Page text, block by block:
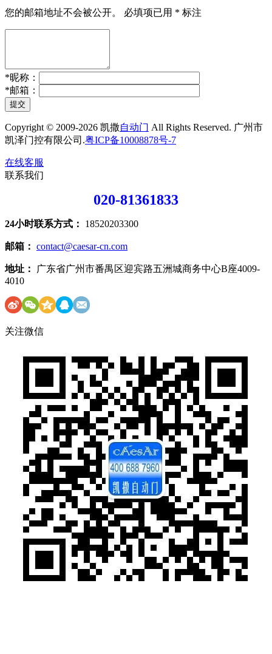
您的邮箱地址不会被公开。 必填项已用 * 标注
*昵称：
*邮箱：
提交
Copyright © 2009-2026 凯撒自动门 All Rights Reserved. 广州市
凯泽门控有限公司.粤ICP备10008878号-7
在线客服
联系我们
020-81361833
24小时联系方式： 18520203300
邮箱： contact@caesar-cn.com
地址：
广东省广州市番禺区迎宾路五洲城商务中心B座4009-
4010
关注微信